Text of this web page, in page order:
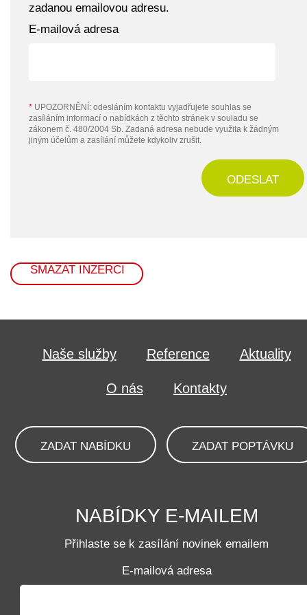
zadanou emailovou adresu.
E-mailová adresa
* UPOZORNĚNÍ: odesláním kontaktu vyjadřujete souhlas se
zasíláním informací o nabídkách z těchto stránek v souladu se
zákonem č. 480/2004 Sb. Zadaná adresa nebude využita k žádným
jiným účelům a zasílání můžete kdykoliv zrušit.
ODESLAT
SMAZAT INZERCI
Naše služby Reference Aktuality
O nás Kontakty
ZADAT NABÍDKU ZADAT POPTÁVKU
NABÍDKY E-MAILEM
Přihlaste se k zasílání novinek emailem
E-mailová adresa